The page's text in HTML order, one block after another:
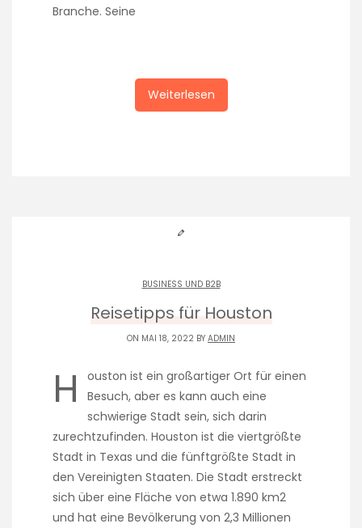
Branche. Seine
Weiterlesen
BUSINESS UND B2B
Reisetipps für Houston
ON MAI 18, 2022 BY ADMIN
H
ouston ist ein großartiger Ort für einen
Besuch, aber es kann auch eine
schwierige Stadt sein, sich darin
zurechtzufinden. Houston ist die viertgrößte
Stadt in Texas und die fünftgrößte Stadt in
den Vereinigten Staaten. Die Stadt erstreckt
sich über eine Fläche von etwa 1.890 km2
und hat eine Bevölkerung von 2,3 Millionen